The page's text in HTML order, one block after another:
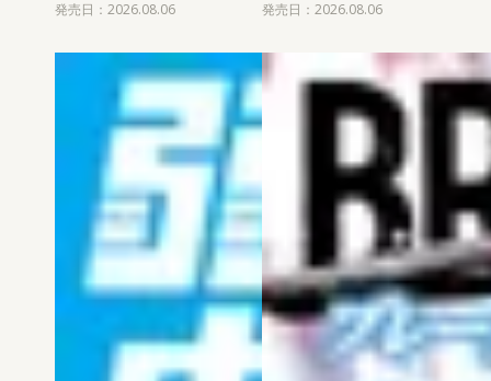
発売日：2026.08.06
発売日：2026.08.06